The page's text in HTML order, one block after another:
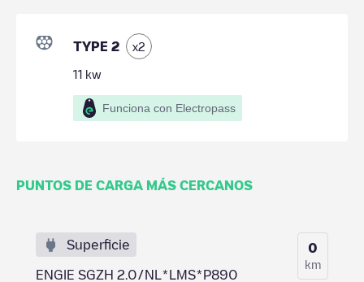
TYPE 2 x2
11 kw
Funciona con Electropass
PUNTOS DE CARGA MÁS CERCANOS
Superficie
ENGIE SGZH 2.0/NL*LMS*P890
0
km